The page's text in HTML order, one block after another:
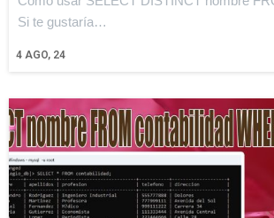
4 AGO, 24
Si te gustaría…